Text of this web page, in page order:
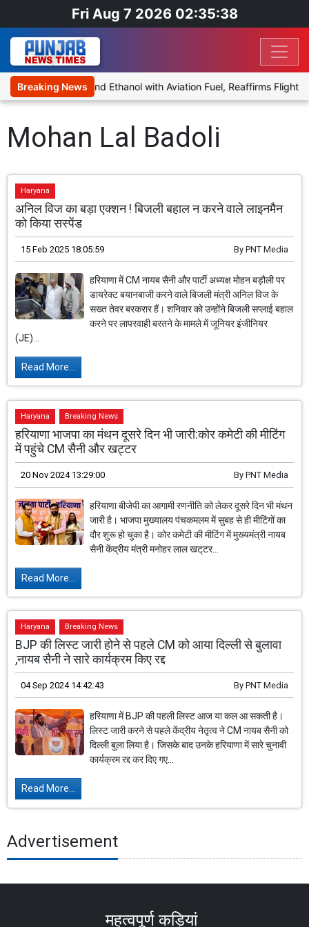
Fri Aug 7 2026 02:35:38
Breaking News
Proposal to Blend Ethanol with Aviation Fuel, Reaffirms Flight
Mohan Lal Badoli
Haryana
अनिल विज का बड़ा एक्शन ! बिजली बहाल न करने वाले लाइनमैन
को किया सस्पेंड
15 Feb 2025 18:05:59 By PNT Media
हरियाणा में CM नायब सैनी और पार्टी अध्यक्ष मोहन बड़ौली पर
डायरेक्ट बयानबाजी करने वाले बिजली मंत्री अनिल विज के
सख्त तेवर बरकरार हैं। शनिवार को उन्होंने बिजली सप्लाई बहाल
करने पर लापरवाही बरतने के मामले में जूनियर इंजीनियर
(JE)...
Read More...
Haryana Breaking News
हरियाणा भाजपा का मंथन दूसरे दिन भी जारी:कोर कमेटी की मीटिंग
में पहुंचे CM सैनी और खट्टर
20 Nov 2024 13:29:00 By PNT Media
हरियाणा बीजेपी का आगामी रणनीति को लेकर दूसरे दिन भी मंथन
जारी है। भाजपा मुख्यालय पंचकमलम में सुबह से ही मीटिंगों का
दौर शुरू हो चुका है। कोर कमेटी की मीटिंग में मुख्यमंत्री नायब
सैनी केंद्रीय मंत्री मनोहर लाल खट्‌टर...
Read More...
Haryana Breaking News
BJP की लिस्ट जारी होने से पहले CM को आया दिल्ली से बुलावा
,नायब सैनी ने सारे कार्यक्रम किए रद्द
04 Sep 2024 14:42:43 By PNT Media
हरियाणा में BJP की पहली लिस्ट आज या कल आ सकती है।
लिस्ट जारी करने से पहले केंद्रीय नेतृत्व ने CM नायब सैनी को
दिल्ली बुला लिया है। जिसके बाद उनके हरियाणा में सारे चुनावी
कार्यक्रम रद्द कर दिए गए...
Read More...
Advertisement
महत्वपूर्ण कड़ियां